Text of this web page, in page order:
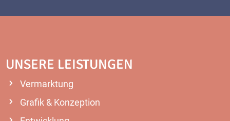
UNSERE LEISTUNGEN
Vermarktung
Grafik & Konzeption